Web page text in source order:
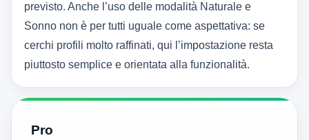
previsto. Anche l’uso delle modalità Naturale e
Sonno non è per tutti uguale come aspettativa: se
cerchi profili molto raffinati, qui l’impostazione resta
piuttosto semplice e orientata alla funzionalità.
Pro